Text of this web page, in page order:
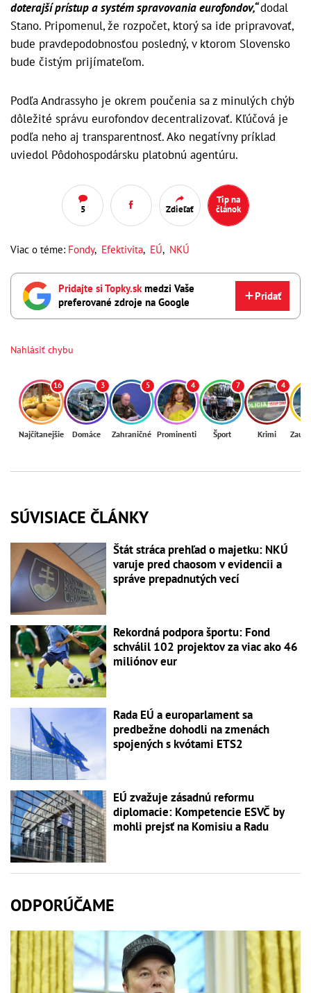
doterajší prístup a systém spravovania eurofondov,“dodal
Stano. Pripomenul, že rozpočet, ktorý sa ide pripravovať,
bude pravdepodobnosťou posledný, v ktorom Slovensko
bude čistým prijímateľom.
Podľa Andrassyho je okrem poučenia sa z minulých chýb
dôležité správu eurofondov decentralizovať. Kľúčová je
podľa neho aj transparentnosť. Ako negatívny príklad
uviedol Pôdohospodársku platobnú agentúru.
5 Zdieľať
Tip na
článok
Viac o téme: Fondy, Efektivita, EÚ, NKÚ
Pridajte si Topky.skmedzi Vaše
preferované zdroje na Google
Pridať
Nahlásiť chybu
16
Najčítanejšie
3
Domáce
5
Zahraničné
4
Prominenti
7
Šport
4
Krimi
SÚVISIACE ČLÁNKY
Štát stráca prehľad o majetku: NKÚ
varuje pred chaosom v evidencii a
správe prepadnutých vecí
Rekordná podpora športu: Fond
schválil 102 projektov za viac ako 46
miliónov eur
Rada EÚ a europarlament sa
predbežne dohodli na zmenách
spojených s kvótami ETS2
EÚ zvažuje zásadnú reformu
diplomacie: Kompetencie ESVČ by
mohli prejsť na Komisiu a Radu
ODPORÚČAME